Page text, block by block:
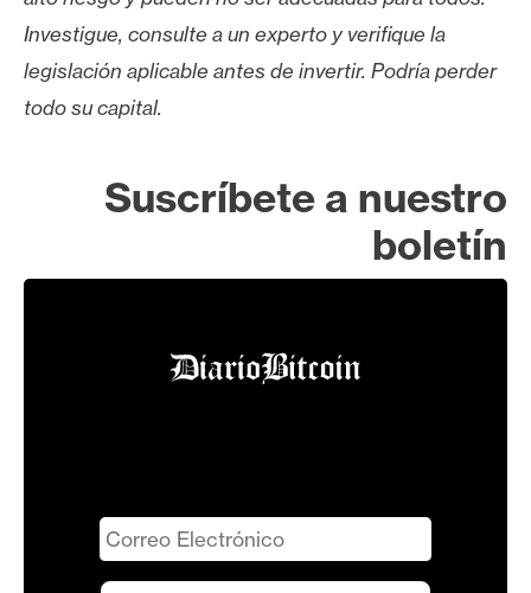
Investigue, consulte a un experto y verifique la
legislación aplicable antes de invertir. Podría perder
todo su capital.
Suscríbete a nuestro
boletín